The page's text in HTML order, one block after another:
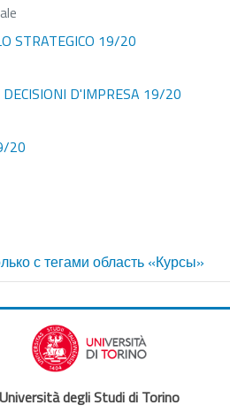
STRATEGICO 19/20
D'IMPRESA 19/20
20
с тегами область «Курсы»
Università degli Studi di Torino